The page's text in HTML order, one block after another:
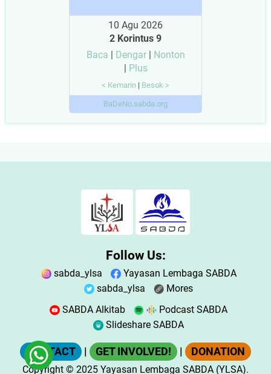
10 Agu 2026
2 Korintus 9
Baca
Dengar|
Nonton
Plus
< Kemarin | Besok >
BaDeNo.sabda.org
Follow Us:
sabda_ylsa
Yayasan Lembaga SABDA
sabda_ylsa
Mores
SABDA Alkitab
Podcast SABDA
Slideshare SABDA
CONTACT | GET INVOLVED! | DONATION
Copyright © 2025 Yayasan Lembaga SABDA (YLSA).